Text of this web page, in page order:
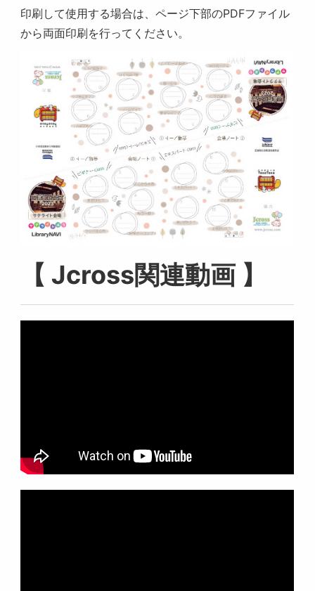
印刷して使用する場合は、ページ下部のPDFファイル
から両面印刷を行ってください。
【 Jcross関連動画 】